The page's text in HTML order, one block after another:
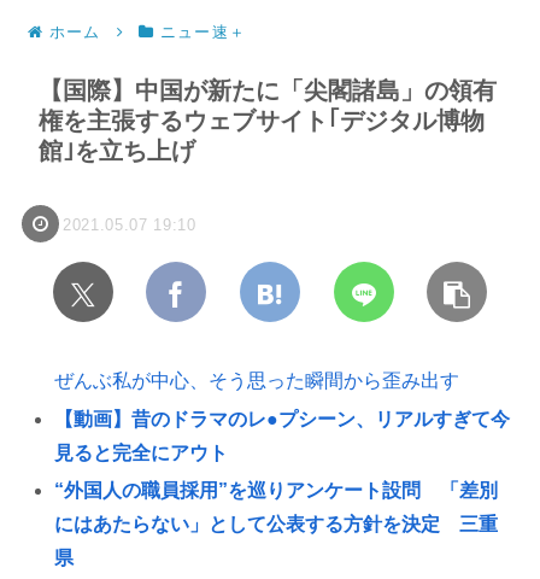
ホーム ニュー速＋
【国際】中国が新たに「尖閣諸島」の領有
権を主張するウェブサイト｢デジタル博物
館｣を立ち上げ
2021.05.07 19:10
ぜんぶ私が中心、そう思った瞬間から歪み出す
【動画】昔のドラマのレ●プシーン、リアルすぎて今
見ると完全にアウト
“外国人の職員採用”を巡りアンケート設問 「差別
にはあたらない」として公表する方針を決定 三重
県